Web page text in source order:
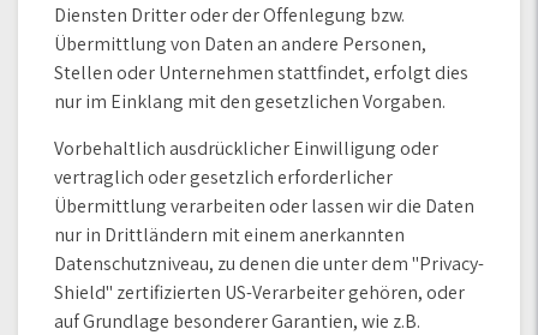
Diensten Dritter oder der Offenlegung bzw.
Übermittlung von Daten an andere Personen,
Stellen oder Unternehmen stattfindet, erfolgt dies
nur im Einklang mit den gesetzlichen Vorgaben.
Vorbehaltlich ausdrücklicher Einwilligung oder
vertraglich oder gesetzlich erforderlicher
Übermittlung verarbeiten oder lassen wir die Daten
nur in Drittländern mit einem anerkannten
Datenschutzniveau, zu denen die unter dem "Privacy-
Shield" zertifizierten US-Verarbeiter gehören, oder
auf Grundlage besonderer Garantien, wie z.B.